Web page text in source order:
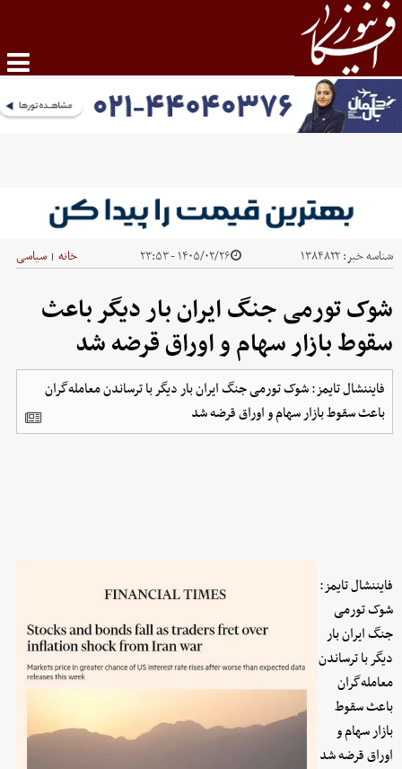
شناسه خبر:۱۳۸۴۸۲۲ ۱۴۰۵/۰۲/۲۶ - ۲۳:۵۳ خانه | سیاسی
شوک تورمی جنگ ایران بار دیگر باعث
سقوط بازار سهام و اوراق قرضه شد
فایننشال تایمز: شوک تورمی جنگ ایران بار دیگر با ترساندن معامله‌گران
باعث سقوط بازار سهام و اوراق قرضه شد
فایننشال تایمز:
شوک تورمی
جنگ ایران بار
دیگر با ترساندن
معامله‌گران
باعث سقوط
بازار سهام و
اوراق قرضه شد